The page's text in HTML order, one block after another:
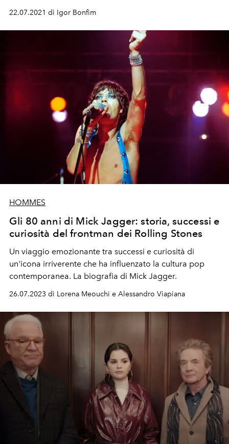
22.07.2021 di Igor Bonfim
HOMMES
Gli 80 anni di Mick Jagger: storia, successi e
curiosità del frontman dei Rolling Stones
Un viaggio emozionante tra successi e curiosità di
un'icona irriverente che ha influenzato la cultura pop
contemporanea. La biografia di Mick Jagger.
26.07.2023 di Lorena Meouchi e Alessandro Viapiana